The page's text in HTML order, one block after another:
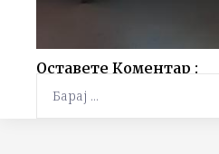
Оставете Коментар :